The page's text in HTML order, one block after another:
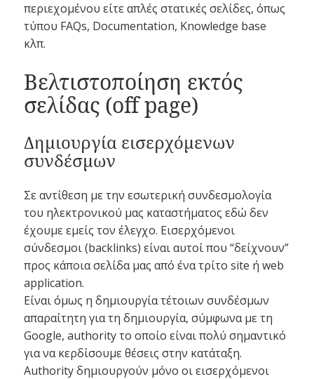
περιεχομένου είτε απλές στατικές σελίδες, όπως
τύπου FAQs, Documentation, Knowledge base
κλπ.
Βελτιστοποίηση εκτός
σελίδας (off page)
Δημιουργία εισερχόμενων
συνδέσμων
Σε αντίθεση με την εσωτερική συνδεσμολογία
του ηλεκτρονικού μας καταστήματος εδώ δεν
έχουμε εμείς τον έλεγχο. Εισερχόμενοι
σύνδεσμοι (backlinks) είναι αυτοί που “δείχνουν”
προς κάποια σελίδα μας από ένα τρίτο site ή web
application.
Είναι όμως η δημιουργία τέτοιων συνδέσμων
απαραίτητη για τη δημιουργία, σύμφωνα με τη
Google, authority το οποίο είναι πολύ σημαντικό
για να κερδίσουμε θέσεις στην κατάταξη.
Authority δημιουργούν μόνο οι εισερχόμενοι